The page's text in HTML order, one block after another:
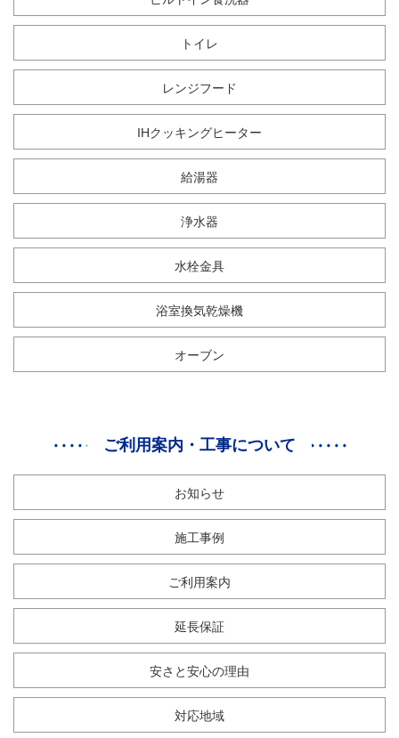
トイレ
レンジフード
IHクッキングヒーター
給湯器
浄水器
水栓金具
浴室換気乾燥機
オーブン
ご利用案内・工事について
お知らせ
施工事例
ご利用案内
延長保証
安さと安心の理由
対応地域